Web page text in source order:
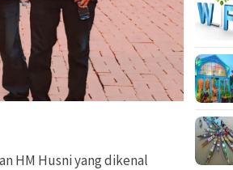
HM Husni yang dikenal